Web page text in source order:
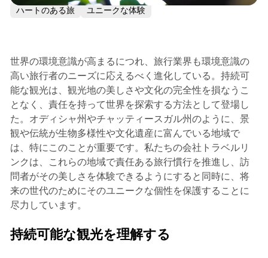
ハートのある旅
ユニークな体験
世界の環境意識が高まるにつれ、旅行業界も環境意識の
高い旅行者のニーズに応えるべく進化している。持続可
能な観光は、観光地の美しさや文化の完全性を損なうこ
となく、責任を持って世界を探索する方法として登場し
た。オディシャ州やチャッティースガル州のように、景
観や伝統が生物多様性や文化遺産に富んでいる地域で
は、特にこのことが重要です。私たちの会社トラベルリ
ンクは、これらの地域で責任ある旅行慣行を推進し、訪
問者がその美しさを体験できるようにすると同時に、将
来の世代のためにそのユニークな個性を保護することに
尽力しています。
持続可能な観光を理解する